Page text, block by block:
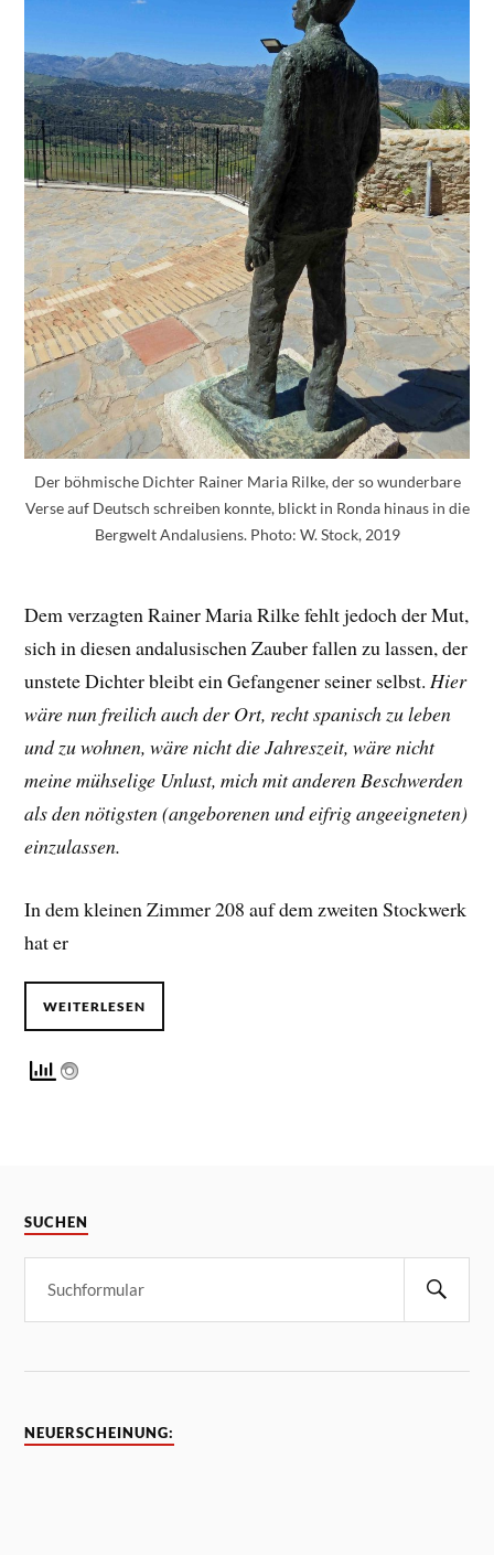
Der böhmische Dichter Rainer Maria Rilke, der so wunderbare
Verse auf Deutsch schreiben konnte, blickt in Ronda hinaus in die
Bergwelt Andalusiens. Photo: W. Stock, 2019
Dem verzagten Rainer Maria Rilke fehlt jedoch der Mut,
sich in diesen andalusischen Zauber fallen zu lassen, der
unstete Dichter bleibt ein Gefangener seiner selbst.Hier
wäre nun freilich auch der Ort, recht spanisch zu leben
und zu wohnen, wäre nicht die Jahreszeit, wäre nicht
meine mühselige Unlust, mich mit anderen Beschwerden
als den nötigsten (angeborenen und eifrig angeeigneten)
einzulassen.
In dem kleinen Zimmer 208 auf dem zweiten Stockwerk
hat er
WEITERLESEN
SUCHEN
NEUERSCHEINUNG: